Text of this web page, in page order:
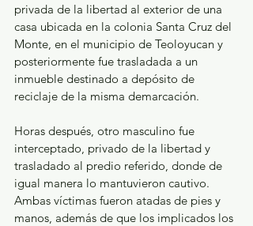
privada de la libertad al exterior de una
casa ubicada en la colonia Santa Cruz del
Monte, en el municipio de Teoloyucan y
posteriormente fue trasladada a un
inmueble destinado a depósito de
reciclaje de la misma demarcación.
Horas después, otro masculino fue
interceptado, privado de la libertad y
trasladado al predio referido, donde de
igual manera lo mantuvieron cautivo.
Ambas víctimas fueron atadas de pies y
manos, además de que los implicados los